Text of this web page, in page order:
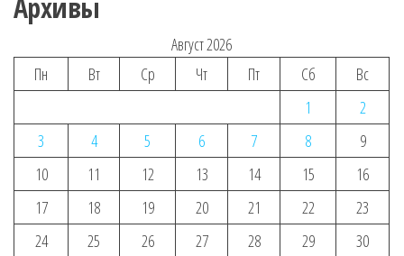
Архивы
Август 2026
Пн
Вт Ср Чт Пт Сб
Вс
1
2
3
4 5 6 7 8
9
10
11 12 13 14 15
16
17
18 19 20 21 22
23
24
25 26 27 28 29
30